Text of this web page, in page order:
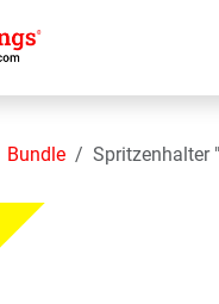
Bundle Spritzenhalter